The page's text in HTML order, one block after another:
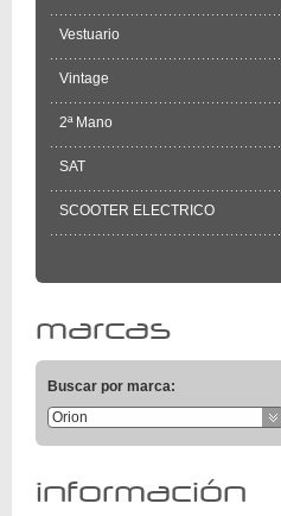
Vestuario
Vintage
2ª Mano
SAT
SCOOTER ELECTRICO
marcas
Buscar por marca:
Orion
información